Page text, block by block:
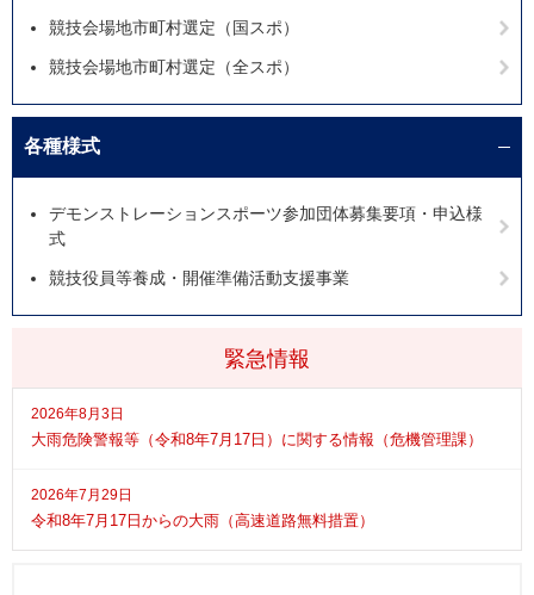
緊急情報
2026年8月3日
大雨危険警報等（令和8年7月17日）に関する情報（危機管理課）
2026年7月29日
令和8年7月17日からの大雨（高速道路無料措置）
競技会場地市町村選定（国スポ）
競技会場地市町村選定（全スポ）
各種様式
デモンストレーションスポーツ参加団体募集要項・申込様
式
競技役員等養成・開催準備活動支援事業